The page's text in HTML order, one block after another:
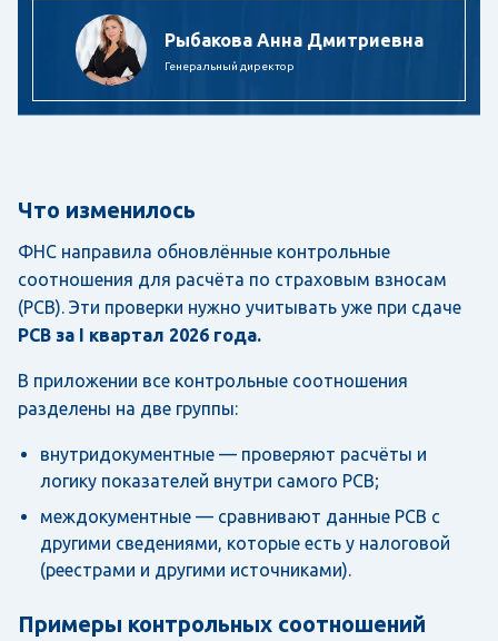
Рыбакова Анна Дмитриевна
Генеральный директор
Что изменилось
ФНС направила обновлённые контрольные
соотношения для расчёта по страховым взносам
(РСВ). Эти проверки нужно учитывать уже при сдаче
РСВ за I квартал 2026 года.
В приложении все контрольные соотношения
разделены на две группы:
внутридокументные — проверяют расчёты и
логику показателей внутри самого РСВ;
междокументные — сравнивают данные РСВ с
другими сведениями, которые есть у налоговой
(реестрами и другими источниками).
Примеры контрольных соотношений